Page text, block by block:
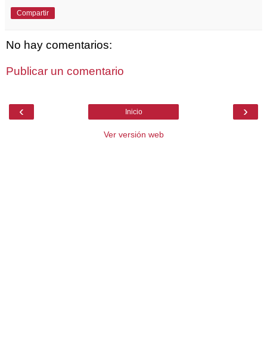
Compartir
No hay comentarios:
Publicar un comentario
‹ ›
Inicio
Ver versión web